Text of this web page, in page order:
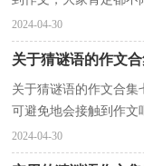
文、说明文、应用文、
2024-04-30
关于猜谜语的作文
关于猜谜语的作文合集
可避免地会接触到作文
文（论文）。你所见过
2024-04-30